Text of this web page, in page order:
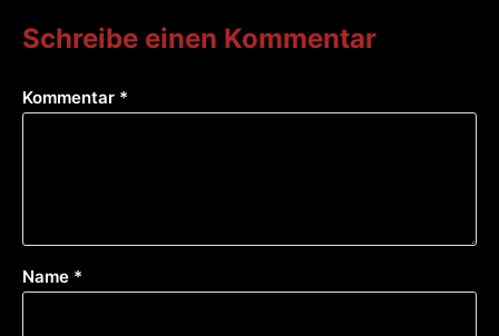
Schreibe einen Kommentar
Kommentar *
Name *